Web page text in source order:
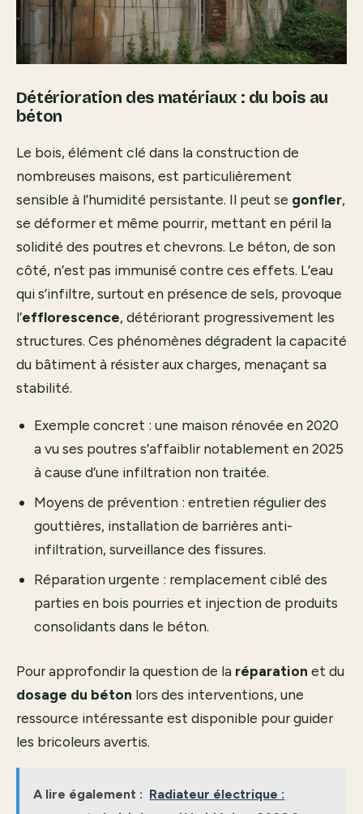
Détérioration des matériaux : du bois au
béton
Le bois, élément clé dans la construction de
nombreuses maisons, est particulièrement
sensible à l’humidité persistante. Il peut se gonfler,
se déformer et même pourrir, mettant en péril la
solidité des poutres et chevrons. Le béton, de son
côté, n’est pas immunisé contre ces effets. L’eau
qui s’infiltre, surtout en présence de sels, provoque
l’efflorescence, détériorant progressivement les
structures. Ces phénomènes dégradent la capacité
du bâtiment à résister aux charges, menaçant sa
stabilité.
Exemple concret : une maison rénovée en 2020
a vu ses poutres s’affaiblir notablement en 2025
à cause d’une infiltration non traitée.
Moyens de prévention : entretien régulier des
gouttières, installation de barrières anti-
infiltration, surveillance des fissures.
Réparation urgente : remplacement ciblé des
parties en bois pourries et injection de produits
consolidants dans le béton.
Pour approfondir la question de la réparation et du
dosage du béton lors des interventions, une
ressource intéressante est disponible pour guider
les bricoleurs avertis.
A lire également : Radiateur électrique :